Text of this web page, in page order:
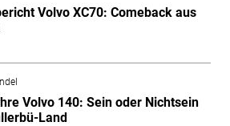
Volvo XC70: Comeback aus
Volvo 140: Sein oder Nichtsein
Land